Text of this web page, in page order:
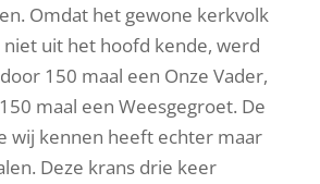
Omdat het gewone kerkvolk
niet uit het hoofd kende, werd
150 maal een Onze Vader,
maal een Weesgegroet. De
wij kennen heeft echter maar
Deze krans drie keer